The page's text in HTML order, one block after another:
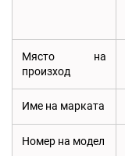
Място на
произход
Име на марката
Номер на модел